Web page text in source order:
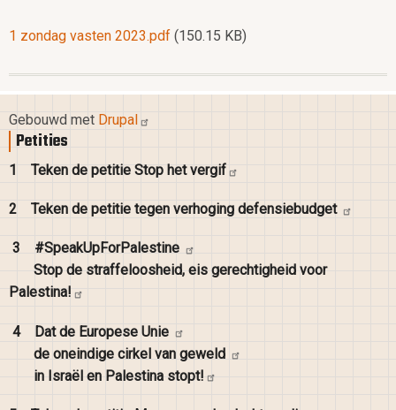
Document
1 zondag vasten 2023.pdf (150.15 KB)
Gebouwd met Drupal
Petities
1 Teken de petitie Stop hetvergif
2 Teken de petitie tegen verhoging defensiebudget
3
#SpeakUpForPalestine
Stop de straffeloosheid, eis gerechtigheid voor
Palestina!
4 Dat de Europese Unie
de oneindige cirkel van geweld
in Israël en Palestina stopt!